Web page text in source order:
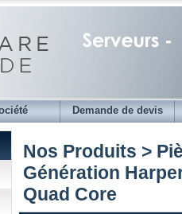
Demande de devis
Nos Produits >
Génération
Quad Core